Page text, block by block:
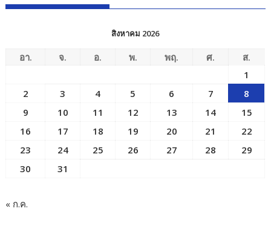
สิงหาคม 2026
อา. จ. อ. พ. พฤ. ศ.
ส.
1
2
3 4 5 6 7
8
9
10 11 12 13 14
15
16
17 18 19 20 21
22
23
24 25 26 27 28
29
30
31
« ก.ค.